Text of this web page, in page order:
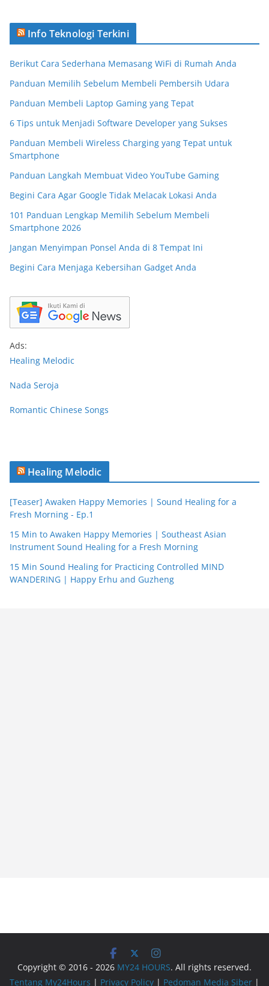
Info Teknologi Terkini
Berikut Cara Sederhana Memasang WiFi di Rumah Anda
Panduan Memilih Sebelum Membeli Pembersih Udara
Panduan Membeli Laptop Gaming yang Tepat
6 Tips untuk Menjadi Software Developer yang Sukses
Panduan Membeli Wireless Charging yang Tepat untuk
Smartphone
Panduan Langkah Membuat Video YouTube Gaming
Begini Cara Agar Google Tidak Melacak Lokasi Anda
101 Panduan Lengkap Memilih Sebelum Membeli
Smartphone 2026
Jangan Menyimpan Ponsel Anda di 8 Tempat Ini
Begini Cara Menjaga Kebersihan Gadget Anda
Ads:
Healing Melodic
Nada Seroja
Romantic Chinese Songs
Healing Melodic
[Teaser] Awaken Happy Memories | Sound Healing for a
Fresh Morning - Ep.1
15 Min to Awaken Happy Memories | Southeast Asian
Instrument Sound Healing for a Fresh Morning
15 Min Sound Healing for Practicing Controlled MIND
WANDERING | Happy Erhu and Guzheng
Copyright © 2016 - 2026 MY24 HOURS. All rights reserved.
Tentang My24Hours | Privacy Policy | Pedoman Media Siber |